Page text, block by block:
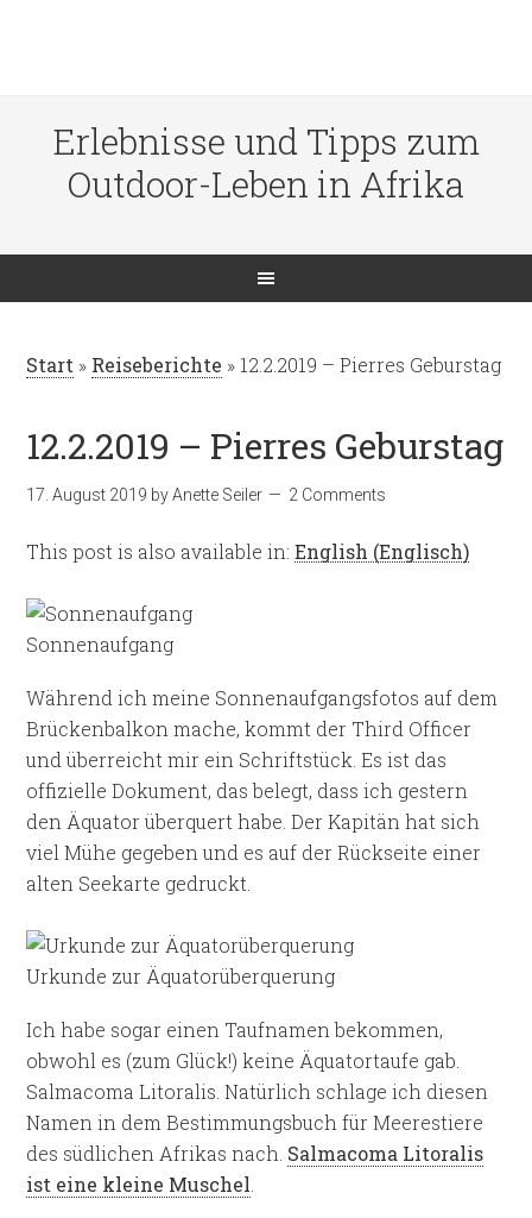
Erlebnisse und Tipps zum
Outdoor-Leben in Afrika
Start » Reiseberichte » 12.2.2019 – Pierres Geburstag
12.2.2019 – Pierres Geburstag
17. August 2019 byAnette Seiler 2 Comments
This post is also available in:English (Englisch)
Sonnenaufgang
Während ich meine Sonnenaufgangsfotos auf dem
Brückenbalkon mache, kommt der Third Officer
und überreicht mir ein Schriftstück. Es ist das
offizielle Dokument, das belegt, dass ich gestern
den Äquator überquert habe. Der Kapitän hat sich
viel Mühe gegeben und es auf der Rückseite einer
alten Seekarte gedruckt.
Urkunde zur Äquatorüberquerung
Ich habe sogar einen Taufnamen bekommen,
obwohl es (zum Glück!) keine Äquatortaufe gab.
Salmacoma Litoralis. Natürlich schlage ich diesen
Namen in dem Bestimmungsbuch für Meerestiere
des südlichen Afrikas nach. Salmacoma Litoralis
ist eine kleine Muschel.